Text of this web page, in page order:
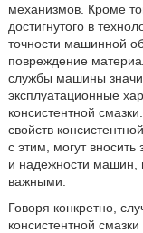
механизмов. Кроме
достигнутого в
точности машинной
повреждение
службы машины
эксплуатационные
консистентной
свойств
с этим, могут вносить
и надежности машин,
важными.
Говоря конкретно,
консистентной